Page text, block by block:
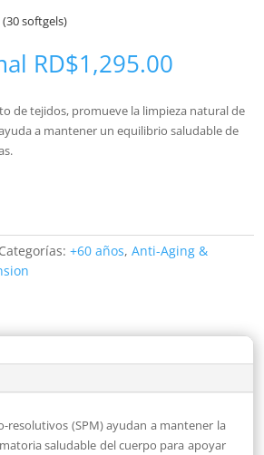
softgels)
RD$1,295.00
de tejidos, promueve la limpieza natural de
a mantener un equilibrio saludable de
Categorías:+60 años,Anti-Aging &
resolutivos (SPM) ayudan a mantener la
saludable del cuerpo para apoyar